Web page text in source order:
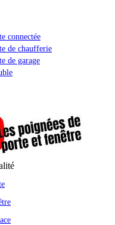
connectée
de chaufferie
de garage